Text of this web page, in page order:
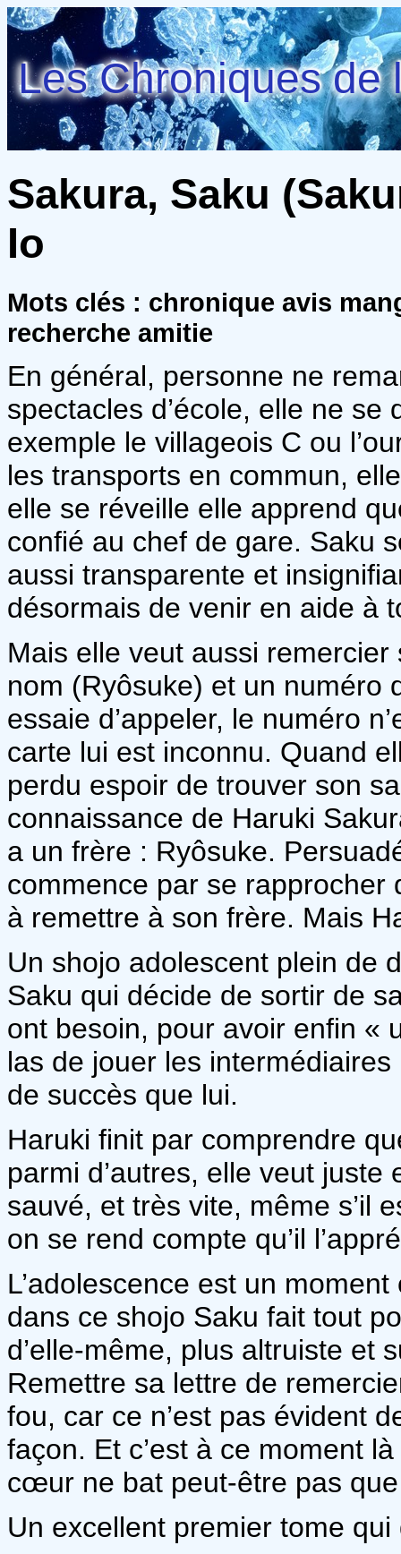
Les Chroniques de
Sakura, Saku
Io
Mots clés : chronique avis
recherche amitie
En général, personne ne
spectacles d’école, elle ne
exemple le villageois C ou
les transports en commun,
elle se réveille elle apprend
confié au chef de gare. Saku
aussi transparente et
désormais de venir en aide à
Mais elle veut aussi remercier
nom (Ryôsuke) et un numéro
essaie d’appeler, le numéro
carte lui est inconnu. Quand
perdu espoir de trouver son
connaissance de Haruki
a un frère : Ryôsuke.
commence par se rapprocher
à remettre à son frère. Mais
Un shojo adolescent plein de
Saku qui décide de sortir de
ont besoin, pour avoir enfin «
las de jouer les
de succès que lui.
Haruki finit par comprendre
parmi d’autres, elle veut juste
sauvé, et très vite, même s’il
on se rend compte qu’il
L’adolescence est un
dans ce shojo Saku fait tout
d’elle-même, plus altruiste et
Remettre sa lettre de
fou, car ce n’est pas évident
façon. Et c’est à ce moment
cœur ne bat peut-être pas
Un excellent premier tome